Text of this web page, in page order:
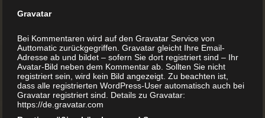
Gravatar
Bei Kommentaren wird auf den Gravatar Service von
Auttomatic zurückgegriffen. Gravatar gleicht Ihre Email-
Adresse ab und bildet – sofern Sie dort registriert sind – Ihr
Avatar-Bild neben dem Kommentar ab. Sollten Sie nicht
registriert sein, wird kein Bild angezeigt. Zu beachten ist,
dass alle registrierten WordPress-User automatisch auch bei
Gravatar registriert sind. Details zu Gravatar:
https://de.gravatar.com